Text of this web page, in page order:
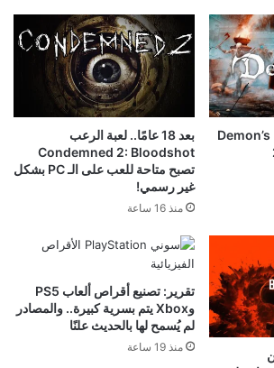
تسريب نسخة أولية من Demon’s
بعد 18 عامًا.. لعبة الرعب
Condemned 2: Bloodshot
تصبح متاحة للعب على الـ PC بشكل
غير رسمي!
منذ 16 ساعة
تقرير: تصنيع أقراص ألعاب PS5
وXbox يتم بسرية كبيرة.. والمصادر
لم يُسمح لها بالحديث علنًا
منذ 19 ساعة